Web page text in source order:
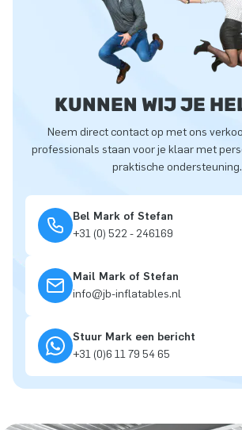
KUNNEN WIJ JE
Neem direct contact op met ons
professionals staan voor je klaar met
praktische ondersteuning.
Bel Mark of Stefan
+31 (0) 522 - 246169
Mail Mark of Stefan
info@jb-inflatables.nl
Stuur Mark een bericht
+31 (0)6 11 79 54 65